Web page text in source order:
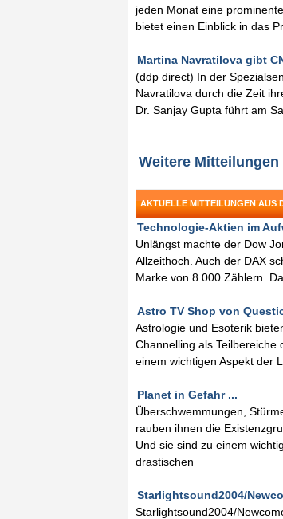
jeden Monat eine
bietet einen Einblick in das
Martina Navratilova gibt
(ddp direct) In der
Navratilova durch die Zeit
Dr. Sanjay Gupta führt am
Weitere Mitteilungen
AKTUELLE MITTEILUNGEN AUS
Technologie-Aktien im
Unlängst machte der Dow
Allzeithoch. Auch der DAX
Marke von 8.000 Zählern.
Astro TV Shop von
Astrologie und Esoterik
Channelling als
einem wichtigen Aspekt der
Planet in Gefahr ...
Überschwemmungen,
rauben ihnen die
Und sie sind zu einem
drastischen
Starlightsound2004/
Starlightsound2004/